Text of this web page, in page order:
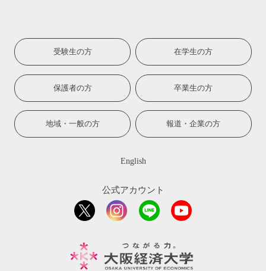
受験生の方 在学生の方
保護者の方 卒業生の方
地域・一般の方 報道・企業の方
English
公式アカウント